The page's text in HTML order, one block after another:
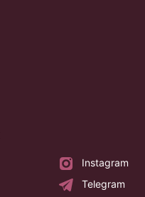
Instagram
Telegram